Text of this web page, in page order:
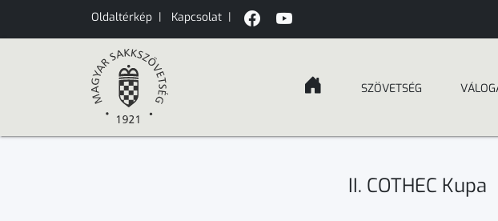
Oldaltérkép | Kapcsolat |
SZÖVETSÉG
II. COTHEC Kupa